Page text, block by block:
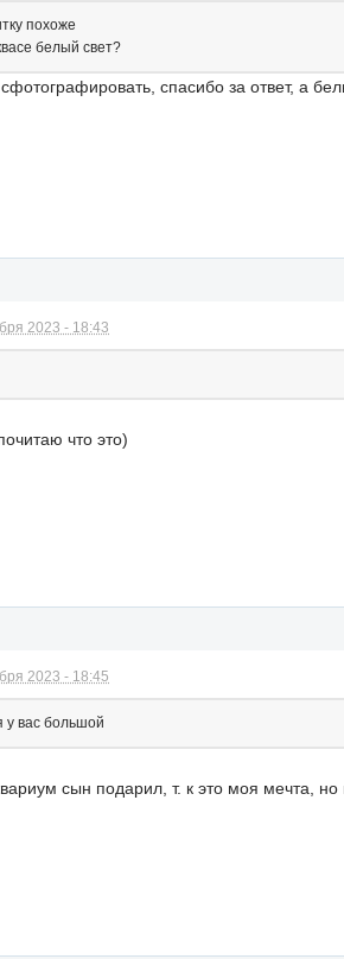
похоже
белый свет?
спасибо за ответ, а
2023 - 18:43
что это)
2023 - 18:45
у вас большой
сын подарил, т. к это моя мечта, но